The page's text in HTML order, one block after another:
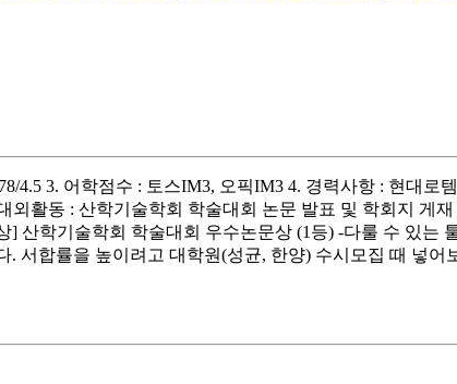
4.5 3. 어학점수 : 토스IM3, 오픽IM3 4. 경력사항 : 현대
외활동 : 산학기술학회 학술대회 논문 발표 및 학회지
] 산학기술학회 학술대회 우수논문상 (1등) -다룰 수 있
. 서합률을 높이려고 대학원(성균, 한양) 수시모집 때 넣